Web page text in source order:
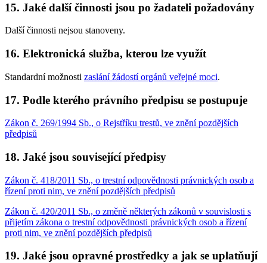
15. Jaké další činnosti jsou po žadateli požadovány
Další činnosti nejsou stanoveny.
16. Elektronická služba, kterou lze využít
Standardní možnosti zaslání žádostí orgánů veřejné moci.
17. Podle kterého právního předpisu se postupuje
Zákon č. 269/1994 Sb., o Rejstříku trestů, ve znění pozdějších
předpisů
18. Jaké jsou související předpisy
Zákon č. 418/2011 Sb., o trestní odpovědnosti právnických osob a
řízení proti nim, ve znění pozdějších předpisů
Zákon č. 420/2011 Sb., o změně některých zákonů v souvislosti s
přijetím zákona o trestní odpovědnosti právnických osob a řízení
proti nim, ve znění pozdějších předpisů
19. Jaké jsou opravné prostředky a jak se uplatňují